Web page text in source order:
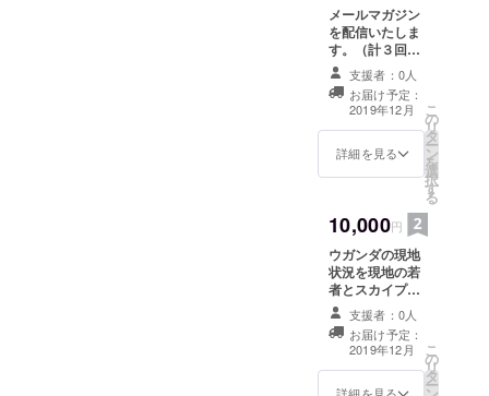
メールマガジン
を配信いたしま
す。（計３回）
本プロジェクト
の進捗状況、利
用者の声をまと
めたメールマガ
ジン（日本語）
を配信します。
月、2月に配信す
る予定です。
支援者：0人
お届け予定：
2019年12月
詳細を見る
こ
の
リ
タ
ー
ン
を
選
択
す
る
10,000円
ウガンダの現地
状況を現地の若
者とスカイプに
て情報交換でき
ます！ スカイプ
を用いて、ウガ
ンダの現地の起
業家精神にあふ
支援者：0人
お届け予定：
2019年12月
こ
の
リ
タ
ー